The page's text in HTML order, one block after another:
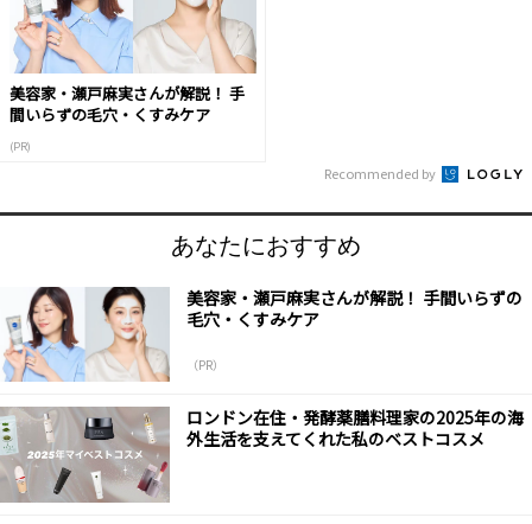
美容家・瀬戸麻実さんが解説！ 手
間いらずの毛穴・くすみケア
(PR)
Recommended by
あなたにおすすめ
美容家・瀬戸麻実さんが解説！ 手間いらずの
毛穴・くすみケア
（PR）
ロンドン在住・発酵薬膳料理家の2025年の海
外生活を支えてくれた私のベストコスメ